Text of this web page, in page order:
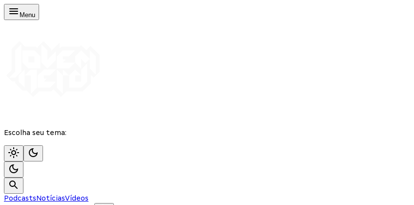
Menu
Escolha seu tema:
PodcastsNotíciasVídeos